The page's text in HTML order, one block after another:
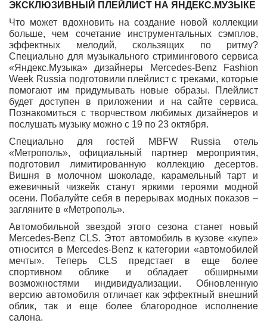
ЭКСКЛЮЗИВНЫЙ ПЛЕЙЛИСТ НА ЯНДЕКС.МУЗЫКЕ
Что может вдохновить на создание новой коллекции
больше, чем сочетание инструментальных сэмплов,
эффектных мелодий, скользящих по ритму?
Специально для музыкального стримингового сервиса
«Яндекс.Музыка» дизайнеры Mercedes-Benz Fashion
Week Russia подготовили плейлист с треками, которые
помогают им придумывать новые образы. Плейлист
будет доступен в приложении и на сайте сервиса.
Познакомиться с творчеством любимых дизайнеров и
послушать музыку можно с 19 по 23 октября.
Специально для гостей MBFW Russia отель
«Метрополь», официальный партнер мероприятия,
подготовил лимитированную коллекцию десертов.
Вишня в молочном шоколаде, карамельный тарт и
ежевичный чизкейк станут яркими героями модной
осени. Побалуйте себя в перерывах модных показов –
загляните в «Метрополь».
Автомобильной звездой этого сезона станет новый
Mercedes-Benz CLS. Этот автомобиль в кузове «купе»
относится в Mercedes-Benz к категории «автомобилей
мечты». Теперь CLS предстает в еще более
спортивном облике и обладает обширными
возможностями индивидуализации. Обновленную
версию автомобиля отличает как эффектный внешний
облик, так и еще более благородное исполнение
салона.